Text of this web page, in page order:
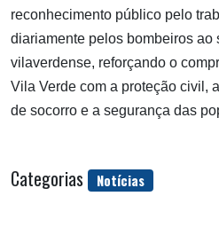
reconhecimento público pelo
diariamente pelos bombeiros ao
vilaverdense, reforçando o
Vila Verde com a proteção civil,
de socorro e a segurança das
Categorias Notícias